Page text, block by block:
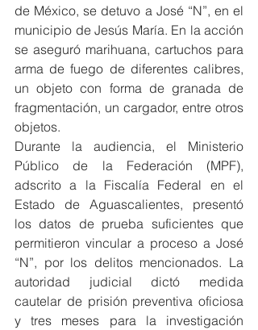
de México, se detuvo a José “N”, en el
municipio de Jesús María. En la acción
se aseguró marihuana, cartuchos para
arma de fuego de diferentes calibres,
un objeto con forma de granada de
fragmentación, un cargador, entre otros
objetos.
Durante la audiencia, el Ministerio
Público de la Federación (MPF),
adscrito a la Fiscalía Federal en el
Estado de Aguascalientes, presentó
los datos de prueba suficientes que
permitieron vincular a proceso a José
“N”, por los delitos mencionados. La
autoridad judicial dictó medida
cautelar de prisión preventiva oficiosa
y tres meses para la investigación